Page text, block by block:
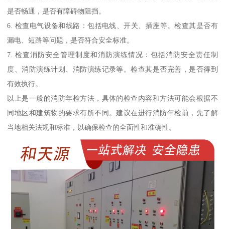
是否畅通，是否有障碍物阻挡。
6. 检查电气设备和线路：包括电线、开关、插座等。检查其是否有
漏电、短路等问题，是否符合安全标准。
7. 检查消防安全管理制度和消防演练情况：包括消防安全责任制
度、消防演练计划、消防演练记录等。检查其是否完善，是否得到
有效执行。
以上是一般的消防年检方法，具体的检查内容和方法可能会根据不
同地区和建筑物的要求有所不同。建议在进行消防年检前，先了解
当地相关法规和标准，以确保检查的全面性和准确性。